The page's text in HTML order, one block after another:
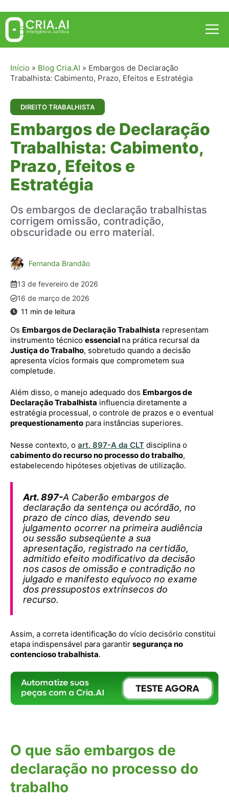
Pular
para
conteúdo
Início » Blog Cria.AI » Embargos de Declaração
Trabalhista: Cabimento, Prazo, Efeitos e Estratégia
DIREITO TRABALHISTA
Embargos de Declaração
Trabalhista: Cabimento,
Prazo, Efeitos e
Estratégia
Os embargos de declaração trabalhistas
corrigem omissão, contradição,
obscuridade ou erro material.
Fernanda Brandão
13 de fevereiro de 2026
16 de março de 2026
Os Embargos de Declaração Trabalhista representam
instrumento técnico essencial na prática recursal da
Justiça do Trabalho, sobretudo quando a decisão
apresenta vícios formais que comprometem sua
completude.
Além disso, o manejo adequado dos Embargos de
Declaração Trabalhista influencia diretamente a
estratégia processual, o controle de prazos e o eventual
prequestionamento para instâncias superiores.
Nesse contexto, o art. 897-A da CLT disciplina o
cabimento do recurso no processo do trabalho,
estabelecendo hipóteses objetivas de utilização.
Art. 897-A Caberão embargos de
declaração da sentença ou acórdão, no
prazo de cinco dias, devendo seu
julgamento ocorrer na primeira audiência
ou sessão subseqüente a sua
apresentação, registrado na certidão,
admitido efeito modificativo da decisão
nos casos de omissão e contradição no
julgado e manifesto equívoco no exame
dos pressupostos extrínsecos do
recurso.
Assim, a correta identificação do vício decisório constitui
etapa indispensável para garantir segurança no
contencioso trabalhista.
O que são embargos de
declaração no processo do
trabalho